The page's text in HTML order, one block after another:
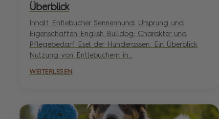
Überblick
Inhalt Entlebucher Sennenhund: Ursprung und
Eigenschaften English Bulldog: Charakter und
Pflegebedarf Esel der Hunderassen: Ein Überblick
Nutzung von Entlebuchern in...
WEITERLESEN